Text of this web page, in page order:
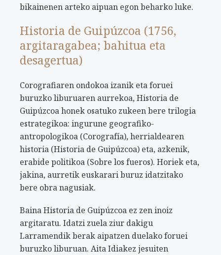
bikainenen arteko aipuan egon beharko luke.
Historia de Guipúzcoa (1756,
argitaragabea; bahitua eta
desagertua)
Corografiaren ondokoa izanik eta foruei
buruzko liburuaren aurrekoa, Historia de
Guipúzcoa honek osatuko zukeen bere trilogia
estrategikoa: ingurune geografiko-
antropologikoa (Corografía), herrialdearen
historia (Historia de Guipúzcoa) eta, azkenik,
erabide politikoa (Sobre los fueros). Horiek eta,
jakina, aurretik euskarari buruz idatzitako
bere obra nagusiak.
Baina Historia de Guipúzcoa ez zen inoiz
argitaratu. Idatzi zuela ziur dakigu
Larramendik berak aipatzen duelako foruei
buruzko liburuan. Aita Idiakez jesuiten